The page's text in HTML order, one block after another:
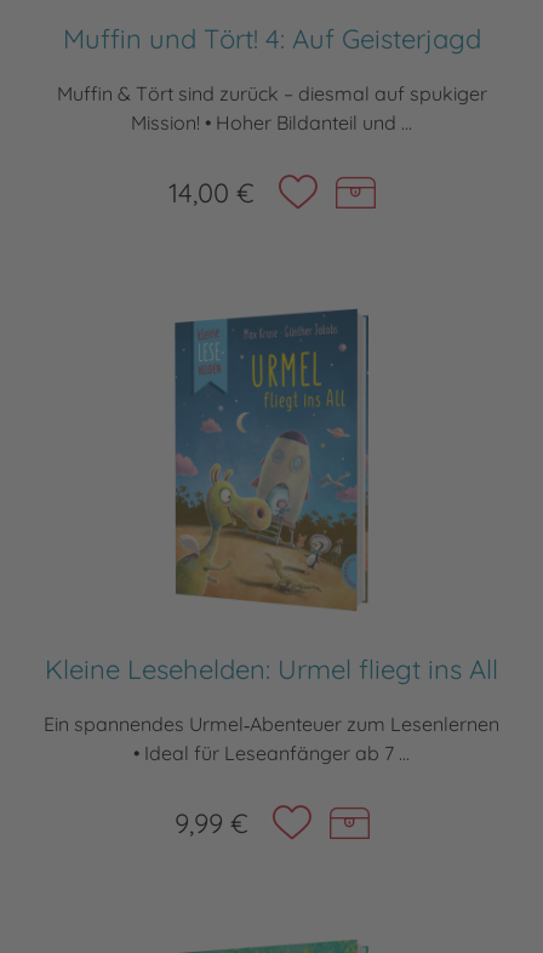
Muffin und Tört! 4: Auf Geisterjagd
Muffin & Tört sind zurück – diesmal auf spukiger
Mission! • Hoher Bildanteil und ...
14,00 €
Kleine Lesehelden: Urmel fliegt ins All
Ein spannendes Urmel‑Abenteuer zum Lesenlernen
• Ideal für Leseanfänger ab 7 ...
9,99 €